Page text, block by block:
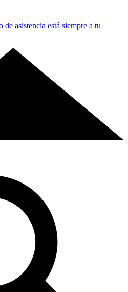
de asistencia está siempre a tu